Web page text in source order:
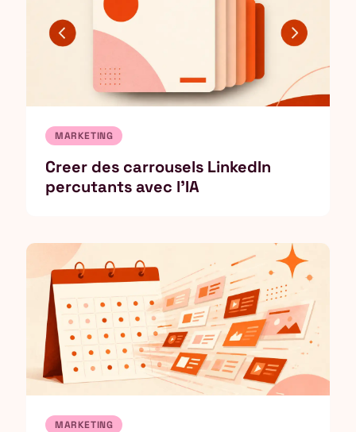
MARKETING
Creer des carrousels LinkedIn
percutants avec l'IA
MARKETING